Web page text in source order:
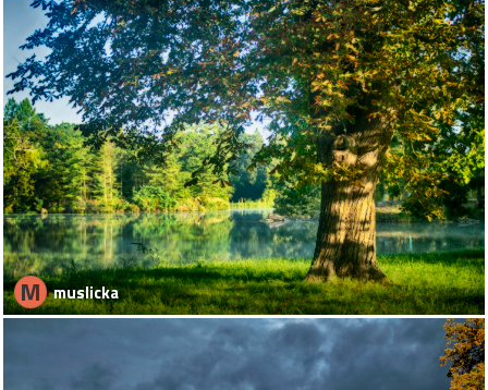
M muslicka